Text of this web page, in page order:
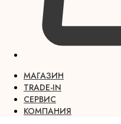
МАГАЗИН
TRADE-IN
СЕРВИС
КОМПАНИЯ